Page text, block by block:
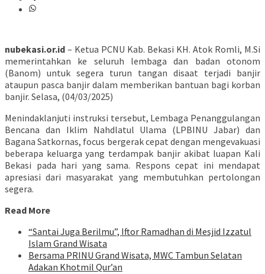
nubekasi.or.id – Ketua PCNU Kab. Bekasi KH. Atok Romli, M.Si
memerintahkan ke seluruh lembaga dan badan otonom
(Banom) untuk segera turun tangan disaat terjadi banjir
ataupun pasca banjir dalam memberikan bantuan bagi korban
banjir. Selasa, (04/03/2025)
Menindaklanjuti instruksi tersebut, Lembaga Penanggulangan
Bencana dan Iklim Nahdlatul Ulama (LPBINU Jabar) dan
Bagana Satkornas, focus bergerak cepat dengan mengevakuasi
beberapa keluarga yang terdampak banjir akibat luapan Kali
Bekasi pada hari yang sama. Respons cepat ini mendapat
apresiasi dari masyarakat yang membutuhkan pertolongan
segera.
Read More
“Santai Juga Berilmu”, Iftor Ramadhan di Mesjid Izzatul
Islam Grand Wisata
Bersama PRINU Grand Wisata, MWC Tambun Selatan
Adakan Khotmil Qur’an